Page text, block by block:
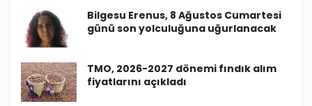
Bilgesu Erenus, 8 Ağustos Cumartesi
günü son yolculuğuna uğurlanacak
TMO, 2026-2027 dönemi fındık alım
fiyatlarını açıkladı